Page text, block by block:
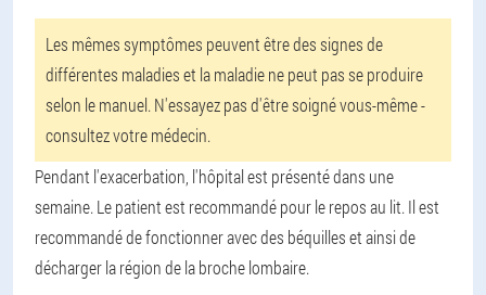
Les mêmes symptômes peuvent être des signes de
différentes maladies et la maladie ne peut pas se produire
selon le manuel. N'essayez pas d'être soigné vous-même -
consultez votre médecin.
Pendant l'exacerbation, l'hôpital est présenté dans une
semaine. Le patient est recommandé pour le repos au lit. Il est
recommandé de fonctionner avec des béquilles et ainsi de
décharger la région de la broche lombaire.